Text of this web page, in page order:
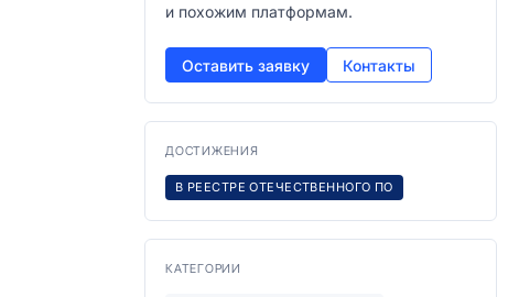
и похожим платформам.
Оставить заявку Контакты
ДОСТИЖЕНИЯ
В РЕЕСТРЕ ОТЕЧЕСТВЕННОГО ПО
КАТЕГОРИИ